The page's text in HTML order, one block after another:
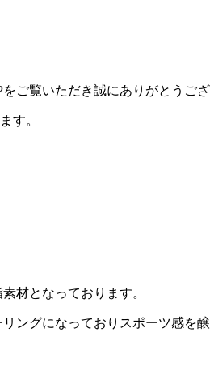
ご覧いただき誠にありがとうござ
す。
材となっております。
ングになっておりスポーツ感を醸